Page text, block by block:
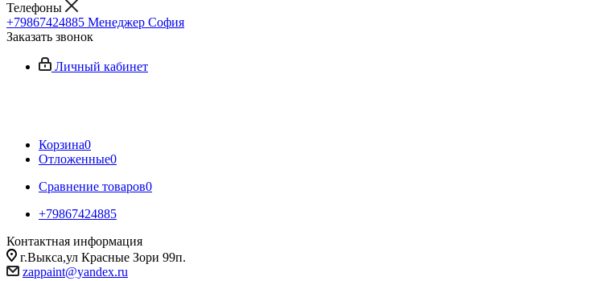
Телефоны
+79867424885 Менеджер София
Заказать звонок
Личный кабинет
Корзина0
Отложенные0
Сравнение товаров0
+79867424885
Контактная информация
г.Выкса,ул Красные Зори 99п.
zappaint@yandex.ru